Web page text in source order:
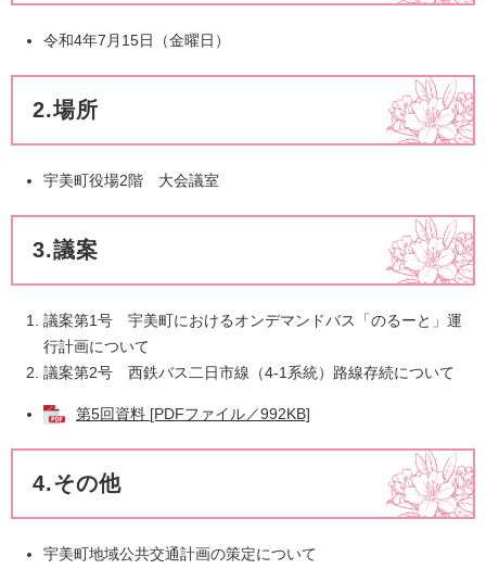
令和4年7月15日（金曜日）
2.場所
宇美町役場2階 大会議室
3.議案
議案第1号 宇美町におけるオンデマンドバス「のるーと」運
行計画について​
議案第2号 西鉄バス二日市線（4-1系統）路線存続について
第5回資料 [PDFファイル／992KB]
4.その他
宇美町地域公共交通計画の策定について